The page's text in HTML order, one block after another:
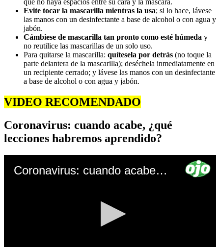
que no haya espacios entre su cara y la máscara.
Evite tocar la mascarilla mientras la usa; si lo hace, lávese
las manos con un desinfectante a base de alcohol o con agua y
jabón.
Cámbiese de mascarilla tan pronto como esté húmeda y
no reutilice las mascarillas de un solo uso.
Para quitarse la mascarilla: quítesela por detrás (no toque la
parte delantera de la mascarilla); deséchela inmediatamente en
un recipiente cerrado; y lávese las manos con un desinfectante
a base de alcohol o con agua y jabón.
VIDEO RECOMENDADO
Coronavirus: cuando acabe, ¿qué
lecciones habremos aprendido?
Coronavirus: cuando acabe, ¿qué lecciones habremos aprendido?